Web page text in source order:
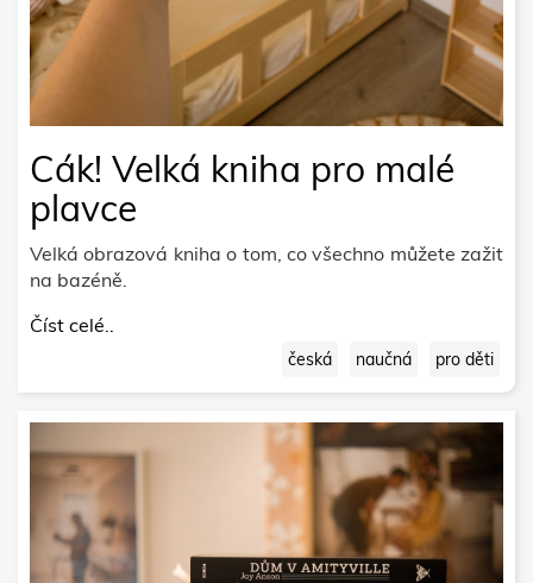
Cák! Velká kniha pro malé
plavce
Velká obrazová kniha o tom, co všechno můžete zažit
na bazéně.
Číst celé..
česká naučná pro děti